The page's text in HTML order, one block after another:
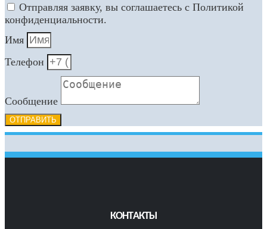
Отправляя заявку, вы соглашаетесь с Политикой
конфиденциальности.
Имя
Телефон
Сообщение
ОТПРАВИТЬ
КОНТАКТЫ